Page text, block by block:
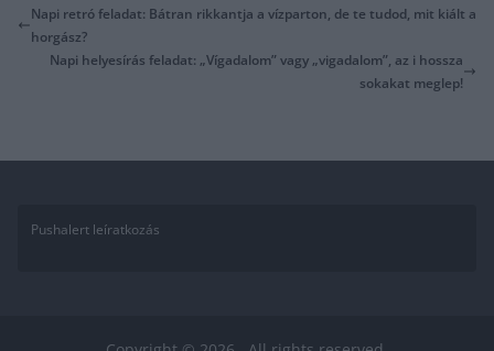
Napi retró feladat: Bátran rikkantja a vízparton, de te tudod, mit kiált a
horgász?
Napi helyesírás feladat: „Vígadalom” vagy „vigadalom”, az i hossza
sokakat meglep!
Pushalert leíratkozás